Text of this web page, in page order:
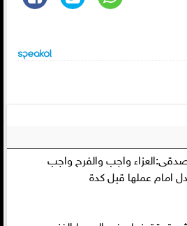
واجب والفرح واجب
امام عملها قبل كدة